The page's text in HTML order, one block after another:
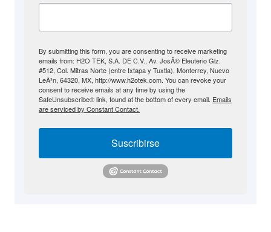
By submitting this form, you are consenting to receive marketing
emails from: H2O TEK, S.A. DE C.V., Av. JosÃ© Eleuterio Glz.
#512, Col. Mitras Norte (entre Ixtapa y Tuxtla), Monterrey, Nuevo
LeÃ³n, 64320, MX, http://www.h2otek.com. You can revoke your
consent to receive emails at any time by using the
SafeUnsubscribe® link, found at the bottom of every email. Emails
are serviced by Constant Contact.
Suscribirse